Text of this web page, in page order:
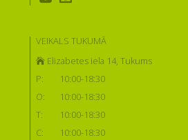
VEIKALS TUKUMĀ
Elizabetes iela 14, Tukums
P:
10:00-18:30
O:
10:00-18:30
T:
10:00-18:30
C:
10:00-18:30